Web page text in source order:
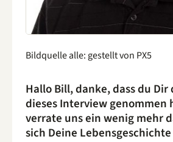
Bildquelle alle: gestellt von PX5
Hallo Bill, danke, dass du
dieses Interview genommen
verrate uns ein wenig mehr
sich Deine